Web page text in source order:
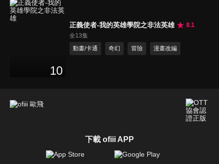
10
正義使者-我的英雄學院之非法英雄
8.1
全13集
動畫/卡通
奇幻 冒險 漫畫改編
下載 ofiii APP